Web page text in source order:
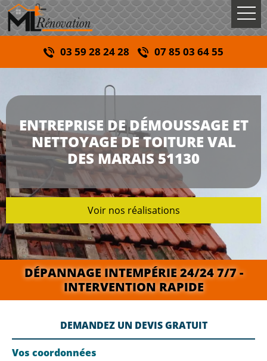
03 59 28 24 28 07 85 03 64 55
ENTREPRISE DE DÉMOUSSAGE ET
NETTOYAGE DE TOITURE VAL
DES MARAIS 51130
Voir nos réalisations
DÉPANNAGE INTEMPÉRIE 24/24 7/7 -
INTERVENTION RAPIDE
DEMANDEZ UN DEVIS GRATUIT
Vos coordonnées